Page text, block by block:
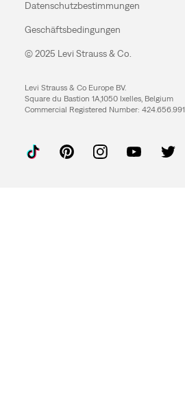
Datenschutzbestimmungen
Geschäftsbedingungen
© 2025 Levi Strauss & Co.
Levi Strauss & Co Europe BV.
Square du Bastion 1A,1050 Ixelles, Belgium
Commercial Registered Number: 424.656.991